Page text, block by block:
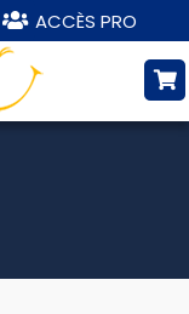
ACCÈS PRO